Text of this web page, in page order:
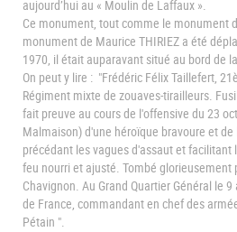
aujourd’hui au « Moulin de Laffaux ».
Ce monument, tout comme le monument
monument de Maurice THIRIEZ a été
1970, il était auparavant situé au bord de
On peut y lire : "Frédéric Félix Taillefert,
Régiment mixte de zouaves-tirailleurs.
fait preuve au cours de l'offensive du 23
Malmaison) d'une héroïque bravoure et
précédant les vagues d'assaut et facilitant
feu nourri et ajusté. Tombé glorieusement
Chavignon. Au Grand Quartier Général le
de France, commandant en chef des
Pétain ".